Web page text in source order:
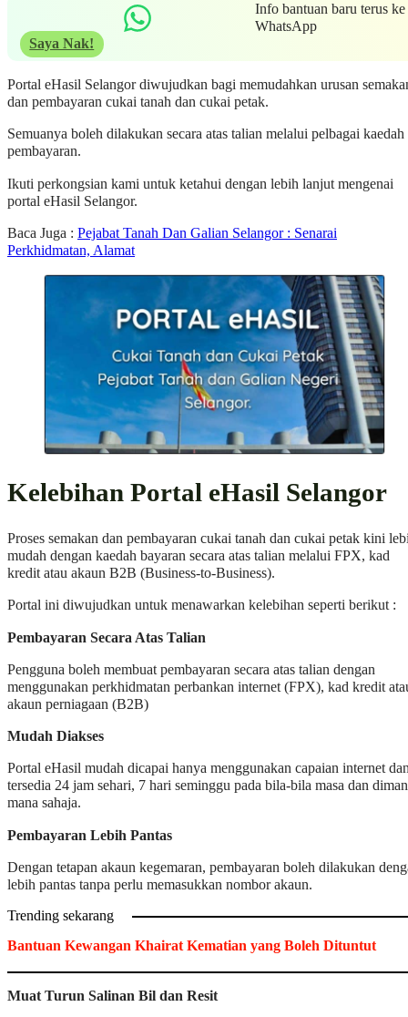
Info bantuan baru terus ke
WhatsApp
Saya Nak!
Portal eHasil Selangor diwujudkan bagi memudahkan urusan
dan pembayaran cukai tanah dan cukai petak.
Semuanya boleh dilakukan secara atas talian melalui pelbagai kaedah
pembayaran.
Ikuti perkongsian kami untuk ketahui dengan lebih lanjut mengenai
portal eHasil Selangor.
Baca Juga : Pejabat Tanah Dan Galian Selangor : Senarai
Perkhidmatan, Alamat
Kelebihan Portal eHasil Selangor
Proses semakan dan pembayaran cukai tanah dan cukai petak kini
mudah dengan kaedah bayaran secara atas talian melalui FPX, kad
kredit atau akaun B2B (Business-to-Business).
Portal ini diwujudkan untuk menawarkan kelebihan seperti berikut :
Pembayaran Secara Atas Talian
Pengguna boleh membuat pembayaran secara atas talian dengan
menggunakan perkhidmatan perbankan internet (FPX), kad kredit
akaun perniagaan (B2B)
Mudah Diakses
Portal eHasil mudah dicapai hanya menggunakan capaian internet
tersedia 24 jam sehari, 7 hari seminggu pada bila-bila masa dan
mana sahaja.
Pembayaran Lebih Pantas
Dengan tetapan akaun kegemaran, pembayaran boleh dilakukan
lebih pantas tanpa perlu memasukkan nombor akaun.
Trending sekarang
Bantuan Kewangan Khairat Kematian yang Boleh Dituntut
Muat Turun Salinan Bil dan Resit